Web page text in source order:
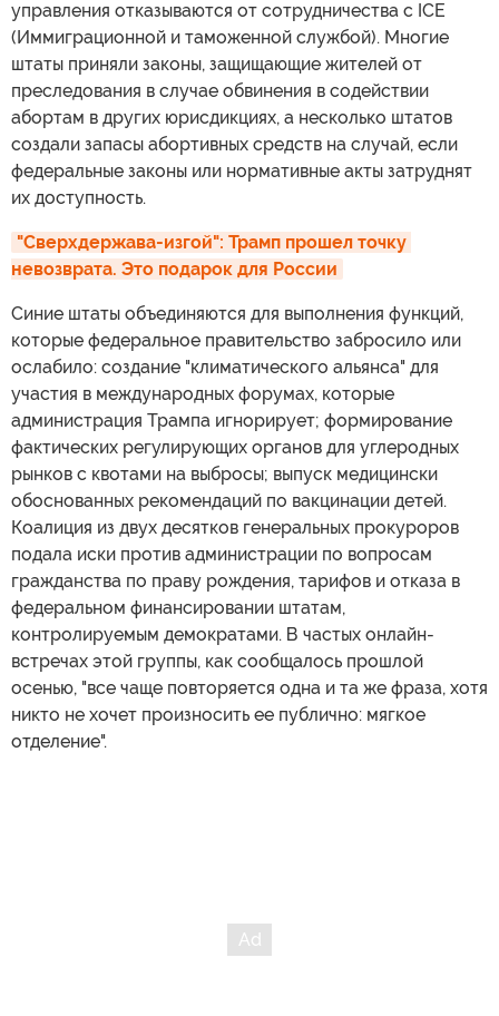
управления отказываются от сотрудничества с ICE
(Иммиграционной и таможенной службой). Многие
штаты приняли законы, защищающие жителей от
преследования в случае обвинения в содействии
абортам в других юрисдикциях, а несколько штатов
создали запасы абортивных средств на случай, если
федеральные законы или нормативные акты затруднят
их доступность.
"Сверхдержава-изгой": Трамп прошел точку
невозврата. Это подарок для России
Синие штаты объединяются для выполнения функций,
которые федеральное правительство забросило или
ослабило: создание "климатического альянса" для
участия в международных форумах, которые
администрация Трампа игнорирует; формирование
фактических регулирующих органов для углеродных
рынков с квотами на выбросы; выпуск медицински
обоснованных рекомендаций по вакцинации детей.
Коалиция из двух десятков генеральных прокуроров
подала иски против администрации по вопросам
гражданства по праву рождения, тарифов и отказа в
федеральном финансировании штатам,
контролируемым демократами. В частых онлайн-
встречах этой группы, как сообщалось прошлой
осенью, "все чаще повторяется одна и та же фраза, хотя
никто не хочет произносить ее публично: мягкое
отделение".